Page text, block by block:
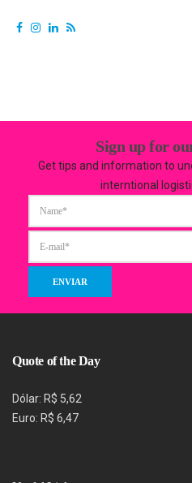
Sign up for
Get tips and information to
interntional
Quote of the Day
Dólar: R$ 5,62
Euro: R$ 6,47